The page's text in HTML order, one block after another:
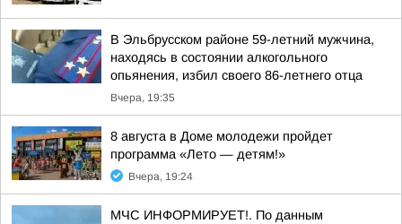
В Эльбрусском районе 59-летний мужчина,
находясь в состоянии алкогольного
опьянения, избил своего 86-летнего отца
Вчера, 19:35
8 августа в Доме молодежи пройдет
программа «Лето — детям!»
Вчера, 19:24
МЧС ИНФОРМИРУЕТ!. По данным